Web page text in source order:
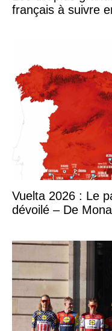
français à suivre
Vuelta 2026 : Le
dévoilé – De